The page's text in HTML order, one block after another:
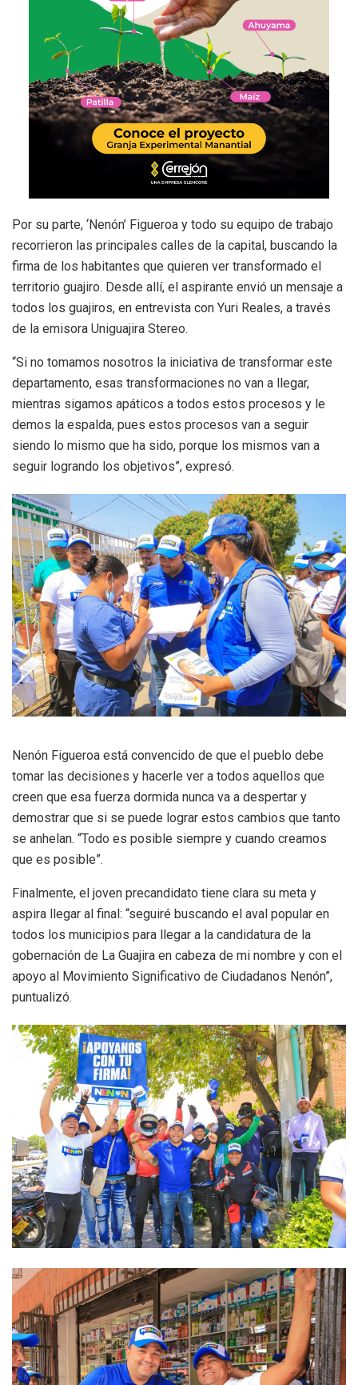
Por su parte, ‘Nenón’ Figueroa y todo su equipo de trabajo
recorrieron las principales calles de la capital, buscando la
firma de los habitantes que quieren ver transformado el
territorio guajiro. Desde allí, el aspirante envió un mensaje a
todos los guajiros, en entrevista con Yuri Reales, a través
de la emisora Uniguajira Stereo.
“Si no tomamos nosotros la iniciativa de transformar este
departamento, esas transformaciones no van a llegar,
mientras sigamos apáticos a todos estos procesos y le
demos la espalda, pues estos procesos van a seguir
siendo lo mismo que ha sido, porque los mismos van a
seguir logrando los objetivos”, expresó.
Nenón Figueroa está convencido de que el pueblo debe
tomar las decisiones y hacerle ver a todos aquellos que
creen que esa fuerza dormida nunca va a despertar y
demostrar que si se puede lograr estos cambios que tanto
se anhelan. “Todo es posible siempre y cuando creamos
que es posible”.
Finalmente, el joven precandidato tiene clara su meta y
aspira llegar al final: “seguiré buscando el aval popular en
todos los municipios para llegar a la candidatura de la
gobernación de La Guajira en cabeza de mi nombre y con el
apoyo al Movimiento Significativo de Ciudadanos Nenón”,
puntualizó.